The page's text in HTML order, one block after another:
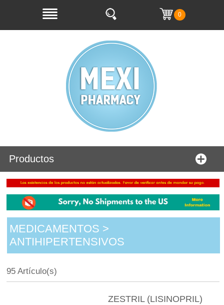
0
Productos
MEDICAMENTOS >
ANTIHIPERTENSIVOS
95 Artículo(s)
ZESTRIL (LISINOPRIL)